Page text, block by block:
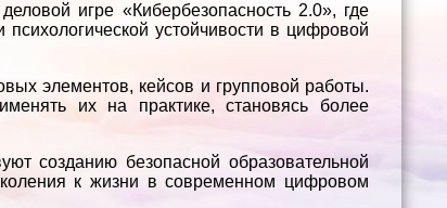
игре «Кибербезопасность 2.0», где
устойчивости в цифровой
элементов, кейсов и групповой работы.
их на практике, становясь более
созданию безопасной образовательной
к жизни в современном цифровом